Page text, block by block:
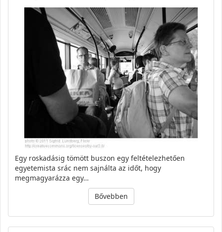
Egy roskadásig tömött buszon egy feltételezhetően
egyetemista srác nem sajnálta az időt, hogy
megmagyarázza egy…
Bővebben